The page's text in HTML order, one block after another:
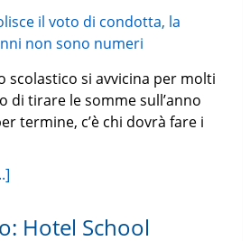
scolastico si avvicina per molti
di tirare le somme sull’anno
termine, c’è chi dovrà fare i
Hotel School